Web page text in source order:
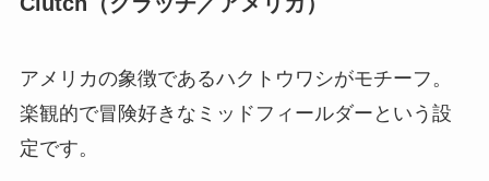
アメリカの象徴であるハクトウワシがモチーフ。
楽観的で冒険好きなミッドフィールダーという設
定です。